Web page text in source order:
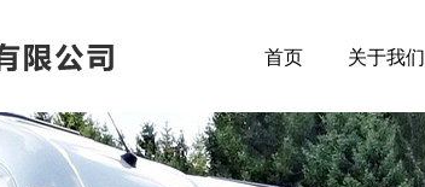
关于我们
首页